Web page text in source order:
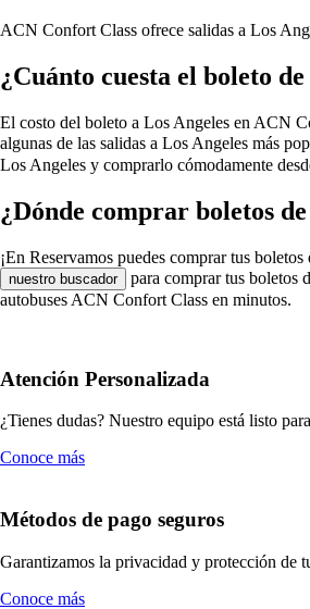
ACN Confort Class ofrece salidas a Los
¿Cuánto cuesta el boleto
El costo del boleto a Los Angeles en ACN
algunas de las salidas a Los Angeles más
Los Angeles y comprarlo cómodamente
¿Dónde comprar boletos
¡En Reservamos puedes comprar tus
nuestro buscador
para comprar tus boletos
autobuses ACN Confort Class en minutos.
Atención Personalizada
¿Tienes dudas? Nuestro equipo está listo
Conoce más
Métodos de pago seguros
Garantizamos la privacidad y protección de
Conoce más